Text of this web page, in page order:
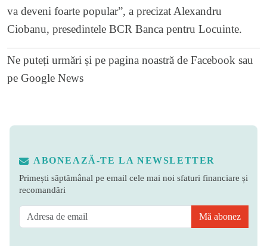
va deveni foarte popular”, a precizat Alexandru
Ciobanu, presedintele BCR Banca pentru Locuinte.
Ne puteți urmări și pe pagina noastră de Facebook sau
pe Google News
ABONEAZĂ-TE LA NEWSLETTER
Primești săptămânal pe email cele mai noi sfaturi financiare și
recomandări
Mă abonez